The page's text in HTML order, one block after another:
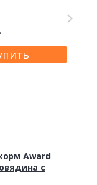
Award
с